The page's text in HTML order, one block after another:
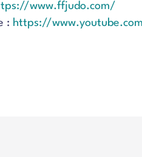
www.ffjudo.com/
: https://